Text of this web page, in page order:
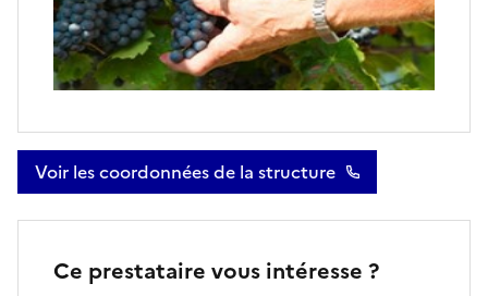
Voir les coordonnées de la structure
Ce prestataire vous intéresse ?